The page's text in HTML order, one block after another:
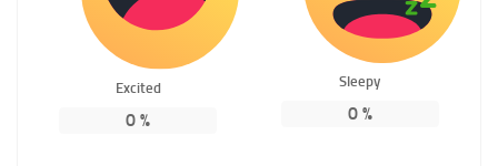
Excited
0 %
Sleepy
0%